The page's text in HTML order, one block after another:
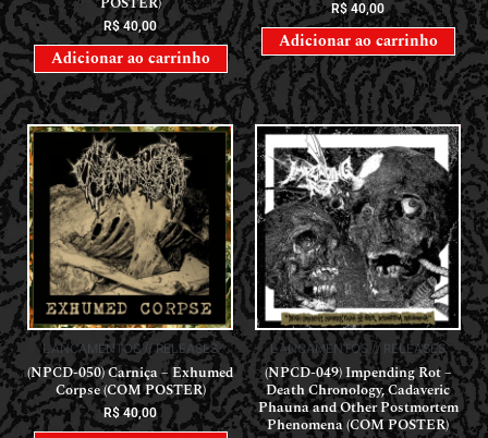
R$40,00
Adicionar ao carrinho
R$40,00
Adicionar ao carrinho
LANÇAMENTOS // RELEASES
(NPCD-050) Carniça – Exhumed
Corpse (COM POSTER)
R$40,00
LANÇAMENTOS // RELEASES
(NPCD-049) Impending Rot –
Death Chronology, Cadaveric
Phauna and Other Postmortem
Phenomena (COM POSTER)